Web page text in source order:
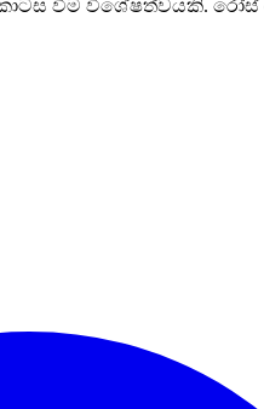
කොටස වීම විශේෂත්වයකි.